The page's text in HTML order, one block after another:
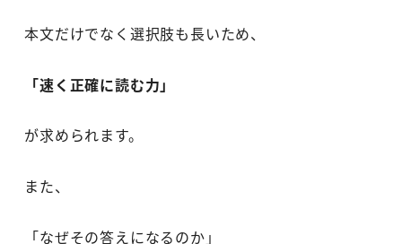
本文だけでなく選択肢も長いため、
「速く正確に読む力」
が求められます。
また、
「なぜその答えになるのか」